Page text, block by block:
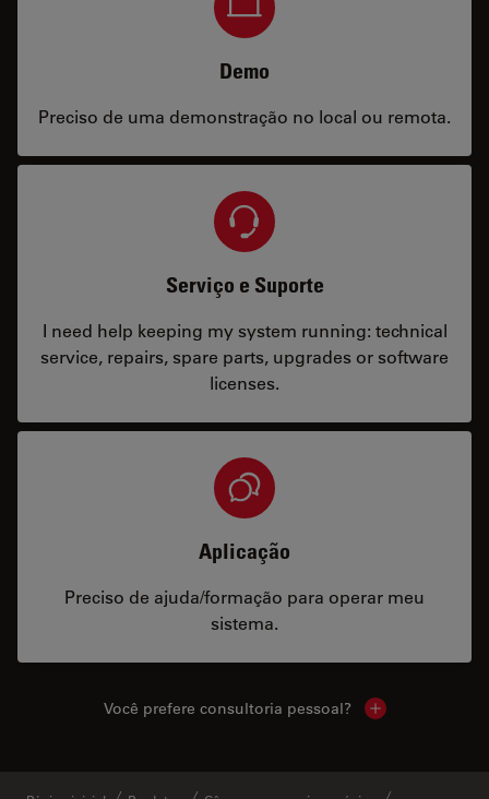
Demo
Preciso de uma demonstração no local ou remota.
Serviço e Suporte
I need help keeping my system running: technical
service, repairs, spare parts, upgrades or software
licenses.
Aplicação
Preciso de ajuda/formação para operar meu
sistema.
Você prefere consultoria pessoal? Show local